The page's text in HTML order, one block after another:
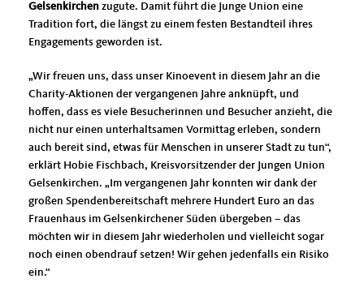
Gelsenkirchen zugute. Damit führt die Junge Union eine
Tradition fort, die längst zu einem festen Bestandteil ihres
Engagements geworden ist.
Wir freuen uns, dass unser Kinoevent in diesem Jahr an die
Charity-Aktionen der vergangenen Jahre anknüpft, und
hoffen, dass es viele Besucherinnen und Besucher anzieht, die
nicht nur einen unterhaltsamen Vormittag erleben, sondern
auch bereit sind, etwas für Menschen in unserer Stadt zu tun“,
erklärt Hobie Fischbach, Kreisvorsitzender der Jungen Union
Gelsenkirchen. „Im vergangenen Jahr konnten wir dank der
großen Spendenbereitschaft mehrere Hundert Euro an das
Frauenhaus im Gelsenkirchener Süden übergeben – das
möchten wir in diesem Jahr wiederholen und vielleicht sogar
noch einen obendrauf setzen! Wir gehen jedenfalls ein Risiko
ein.“